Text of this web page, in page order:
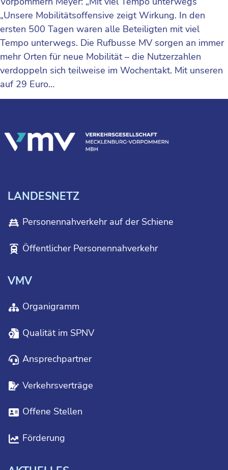
„Unsere Mobilitätsoffensive zeigt Wirkung. In den
ersten 500 Tagen waren alle Beteiligten mit viel
Tempo unterwegs. Die Rufbusse MV sorgen an immer
mehr Orten für neue Mobilität – die Nutzerzahlen
verdoppeln sich teilweise im Wochentakt. Mit unseren
auf 29 Euro…
LANDESNETZ
Personennahverkehr auf der Schiene
Öffentlicher Personennahverkehr
VMV
Organigramm
Qualität im SPNV
Ansprechpartner
Verkehrsverträge
Offene Stellen
Förderung